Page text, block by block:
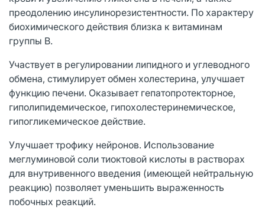
преодолению инсулинорезистентности. По характеру
биохимического действия близка к витаминам
группы В.
Участвует в регулировании липидного и углеводного
обмена, стимулирует обмен холестерина, улучшает
функцию печени. Оказывает гепатопротекторное,
гиполипидемическое, гипохолестеринемическое,
гипогликемическое действие.
Улучшает трофику нейронов. Использование
меглуминовой соли тиоктовой кислоты в растворах
для внутривенного введения (имеющей нейтральную
реакцию) позволяет уменьшить выраженность
побочных реакций.